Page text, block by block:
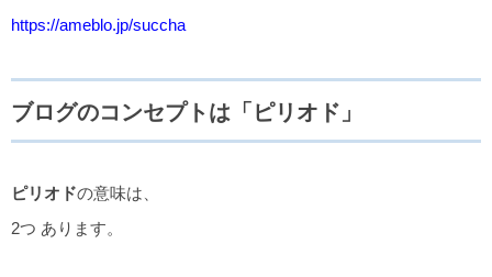
https://ameblo.jp/succha
ブログのコンセプトは「ピリオド」
ピリオドの意味は、
2つ あります。